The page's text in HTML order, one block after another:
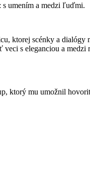
s umením a medzi ľuďmi.
ktorej scénky a dialógy
s eleganciou a medzi
ktorý mu umožnil